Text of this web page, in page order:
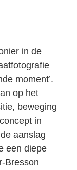
in de
moment’.
op het
beweging
in
aanslag
een diepe
Bresson